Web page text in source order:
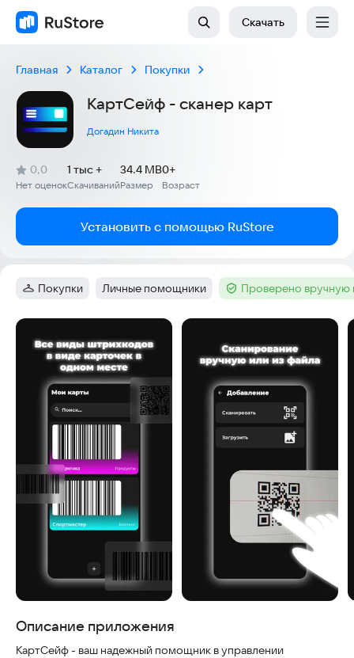
Скачать
Главная Каталог Покупки
КартСейф - сканер карт
Догадин Никита
Рейтинг:
0,0
(
Нет оценок
)
Скачиваний
1 тыс +
Размер
34.4 MB
Возраст
0+
Установить с помощью RuStore
Категория:
Покупки Тег:
Личные помощники Тег :Проверено вручную
Скриншоты
Описание приложения
КартСейф - ваш надежный помощник в управлении